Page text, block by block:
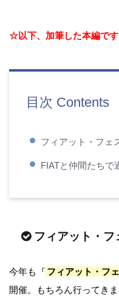
☆以下、加筆した本編で
目次 Contents
フィアット・フェ
FIATと仲間たちで
フィアット・フ
今年も『 フィアット・フ
開催。もちろん行ってき